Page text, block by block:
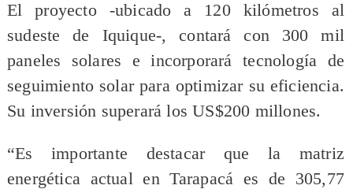
El proyecto -ubicado a 120 kilómetros al
sudeste de Iquique-, contará con 300 mil
paneles solares e incorporará tecnología de
seguimiento solar para optimizar su eficiencia.
Su inversión superará los US$200 millones.
“Es importante destacar que la matriz
energética actual en Tarapacá es de 305,77